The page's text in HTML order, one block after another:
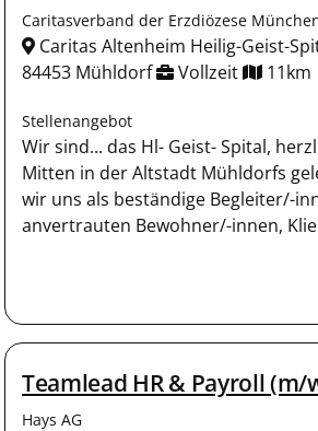
Caritasverband der Erzdiözese
Caritas Altenheim Heilig-Geist-
84453 Mühldorf
Vollzeit 11km
Stellenangebot
Wir sind... das Hl- Geist- Spital,
Mitten in der Altstadt Mühldorfs
wir uns als beständige Begleiter/-
anvertrauten Bewohner/-innen,
Teamlead HR & Payroll (m/
Hays AG